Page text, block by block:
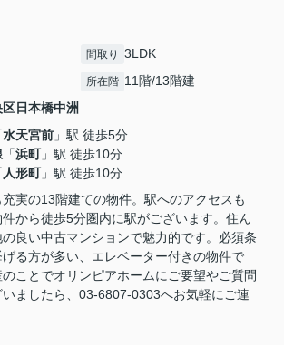
間取り 3LDK
所在階 11階/13階建
区日本橋中洲
水天宮前 」駅 徒歩5分
「浜町」駅 徒歩10分
人形町」駅 徒歩10分
実の13階建ての物件。駅へのアクセスも
件から徒歩5分圏内に駅がございます。住ん
良い中古マンションで魅力的です。必須条
る方が多い、エレベーター付きの物件で
ことでオリンピアホームにご要望やご質問
いましたら、03-6807-0303へお気軽にご連